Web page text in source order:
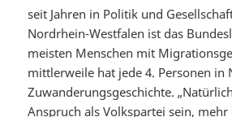
seit Jahren in Politik und
Nordrhein-Westfalen ist das
meisten Menschen mit
mittlerweile hat jede 4. Personen in
Zuwanderungsgeschichte.
Anspruch als Volkspartei sein,